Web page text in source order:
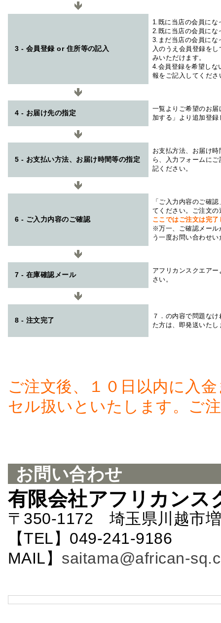
3 - 会員登録 or 住所等の記入
1.既に当店の会員にな
2.既に当店の会員にな
3.まだ当店の会員にな
入のうえ会員登録を
みいただけます。
4.会員登録を希望しな
報をご記入してくださ
4 - お届け先の指定
一覧よりご希望のお
加する」より追加登
5 - お支払い方法、お届け時間等の指定
お支払方法、お届け
ら、入力フォームに
記ください。
6 - ご入力内容のご確認
「ご入力内容のご確
てください。ご注文
ここではご注文は完
※万一、ご確認メール
う一度お問い合わせ
7 - 在庫確認メール
アフリカンスクエアー
さい。
8 - 注文完了
７．の内容で問題な
た方は、即発送いたし
ご注文後、１０日以内に入
セル扱いといたします。ご
お問い合わせ
有限会社アフリカンス
〒350-1172 埼玉県川越市
【TEL】049-241-
MAIL】 saitama@african-